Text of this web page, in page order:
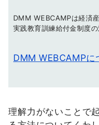
DMM WEBCAMPは経済
実践教育訓練給付金制度
DMM WEBCAMPに
理解力がないことで